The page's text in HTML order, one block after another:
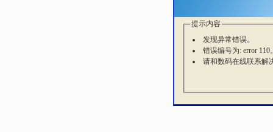
提示内容
发现异常错误。
错误编号为: error 110
请和数码在线联系解